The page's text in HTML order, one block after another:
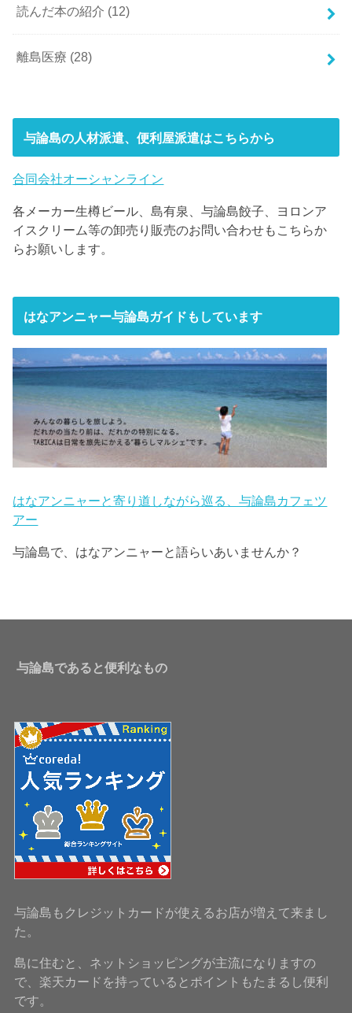
読んだ本の紹介 (12)
離島医療 (28)
与論島の人材派遣、便利屋派遣はこちらから
合同会社オーシャンライン
各メーカー生樽ビール、島有泉、与論島餃子、ヨロンア
イスクリーム等の卸売り販売のお問い合わせもこちらか
らお願いします。
はなアンニャー与論島ガイドもしています
はなアンニャーと寄り道しながら巡る、与論島カフェツ
アー
与論島で、はなアンニャーと語らいあいませんか？
与論島であると便利なもの
与論島もクレジットカードが使えるお店が増えて来まし
た。
島に住むと、ネットショッピングが主流になりますの
で、楽天カードを持っているとポイントもたまるし便利
です。